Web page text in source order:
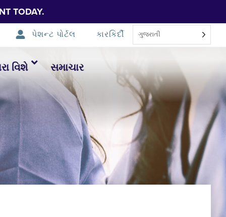
TODAY.
પેશન્ટ પોર્ટલ કારકિર્દી ગુજરાતી
વિશે સમાચાર